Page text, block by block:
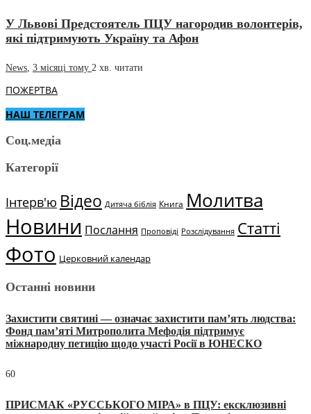
У Львові Предстоятель ПЦУ нагородив волонтерів,
які підтримують Україну та Афон
News 3 місяці тому 2 хв. читати
ПОЖЕРТВА
НАШ ТЕЛЕГРАМ
Соц.медіа
Категорії
Інтерв'ю Відео Дитяча біблія Книга Молитва
Новини Послання Проповіді Розслідування Статті
Фото Церковний календар
Останні новини
Захистити святині — означає захистити пам’ять людства:
Фонд пам’яті Митрополита Мефодія підтримує
міжнародну петицію щодо участі Росії в ЮНЕСКО
60
ПРИСМАК «РУССЬКОГО МІРА» в ПЦУ: ексклюзивні